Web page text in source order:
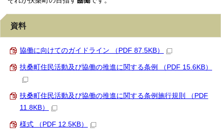
資料
協働に向けてのガイドライン （PDF 87.5KB）
扶桑町住民活動及び協働の推進に関する条例 （PDF 15.6KB）
扶桑町住民活動及び協働の推進に関する条例施行規則 （PDF
11.8KB）
様式 （PDF 12.5KB）